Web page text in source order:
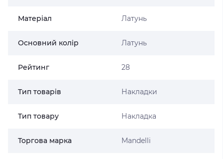
Матеріал Латунь
Основний колір Латунь
Рейтинг 28
Тип товарів Накладки
Тип товару Накладка
Торгова марка Mandelli